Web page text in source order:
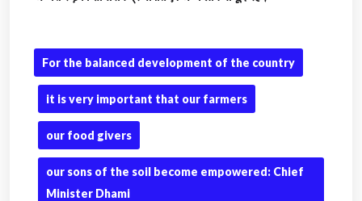
For the balanced development of the country
it is very important that our farmers
our food givers
our sons of the soil become empowered: Chief
Minister Dhami